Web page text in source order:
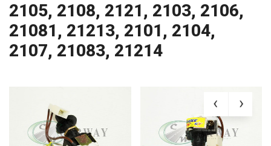
2105, 2108, 2121, 2103, 2106,
21081, 21213, 2101, 2104,
2107, 21083, 21214